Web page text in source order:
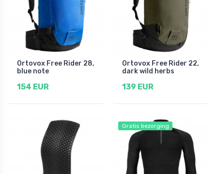
Ortovox Free Rider 28,
blue note
154 EUR
Ortovox Free Rider 22,
dark wild herbs
139 EUR
Gratis bezorging